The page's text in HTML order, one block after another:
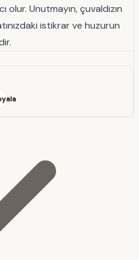
olur. Unutmayın, çuvaldızın
istikrar ve huzurun